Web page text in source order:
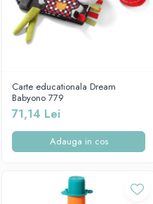
Carte educationala Dream
Babyono 779
71,14 Lei
Adauga in cos